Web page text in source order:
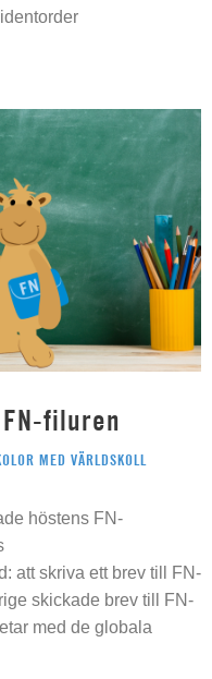
filuren
MED VÄRLDSKOLL
höstens FN-
att skriva ett brev till FN-
skickade brev till FN-
med de globala